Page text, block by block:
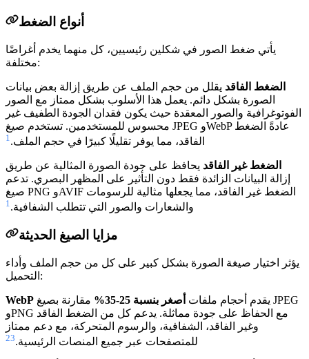
أنواع الضغط
يأتي ضغط الصور في شكلين رئيسيين، كل منهما يخدم أغراضًا
مختلفة:
الضغط الفاقد يقلل من حجم الملف عن طريق إزالة بعض بيانات
الصورة بشكل دائم. يعمل هذا الأسلوب بشكل ممتاز مع الصور
الفوتوغرافية والصور المعقدة حيث يكون فقدان الجودة الطفيف غير
محسوس للمستخدمين. تستخدم صيغ JPEG وWebP عادةً الضغط
الفاقد، مما يوفر تقليلًا كبيرًا في حجم الملف. 1
الضغط غير الفاقد يحافظ على جودة الصورة المثالية عن طريق
إزالة البيانات الزائدة فقط دون التأثير على المظهر البصري. تدعم
صيغ PNG وAVIF الضغط غير الفاقد، مما يجعلها مثالية للرسومات
والشعارات والصور التي تتطلب الشفافية. 1
مزايا الصيغ الحديثة
يؤثر اختيار صيغة الصورة بشكل كبير على كل من حجم الملف وأداء
التحميل:
WebP يقدم أحجام ملفات أصغر بنسبة 25-35%
مقارنة بصيغ JPEG
وPNG مع الحفاظ على جودة مماثلة. يدعم كل من الضغط الفاقد
وغير الفاقد، الشفافية، والرسوم المتحركة، مع دعم ممتاز
للمتصفحات عبر جميع المنصات الرئيسية. 23